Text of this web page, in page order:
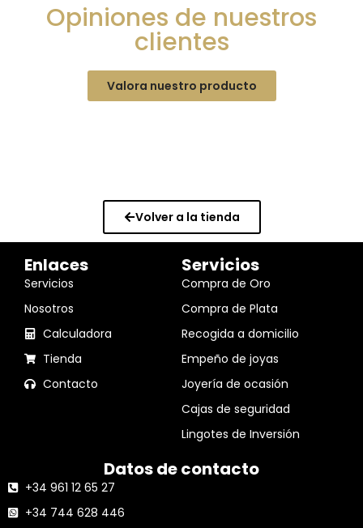
Opiniones de nuestros
clientes
Valora nuestro producto
Volver a la tienda
Enlaces
Servicios
Nosotros
Calculadora
Tienda
Contacto
Servicios
Compra de Oro
Compra de Plata
Recogida a domicilio
Empeño de joyas
Joyería de ocasión
Cajas de seguridad
Lingotes de Inversión
Datos de contacto
+34 961 12 65 27
+34 744 628 446